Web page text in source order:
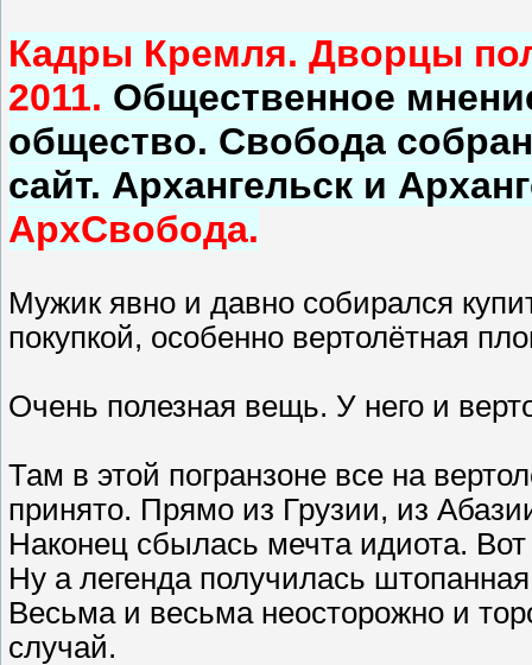
Кадры Кремля. Дворцы
2011. Общественное
общество. Свобода
сайт. Архангельск и
АрхСвобода.
Мужик явно и давно собирался
покупкой, особенно вертолётная
Очень полезная вещь. У него и
Там в этой погранзоне все на
принято. Прямо из Грузии, из
Наконец сбылась мечта идиота. Вот
Ну а легенда получилась
Весьма и весьма неосторожно и
случай.